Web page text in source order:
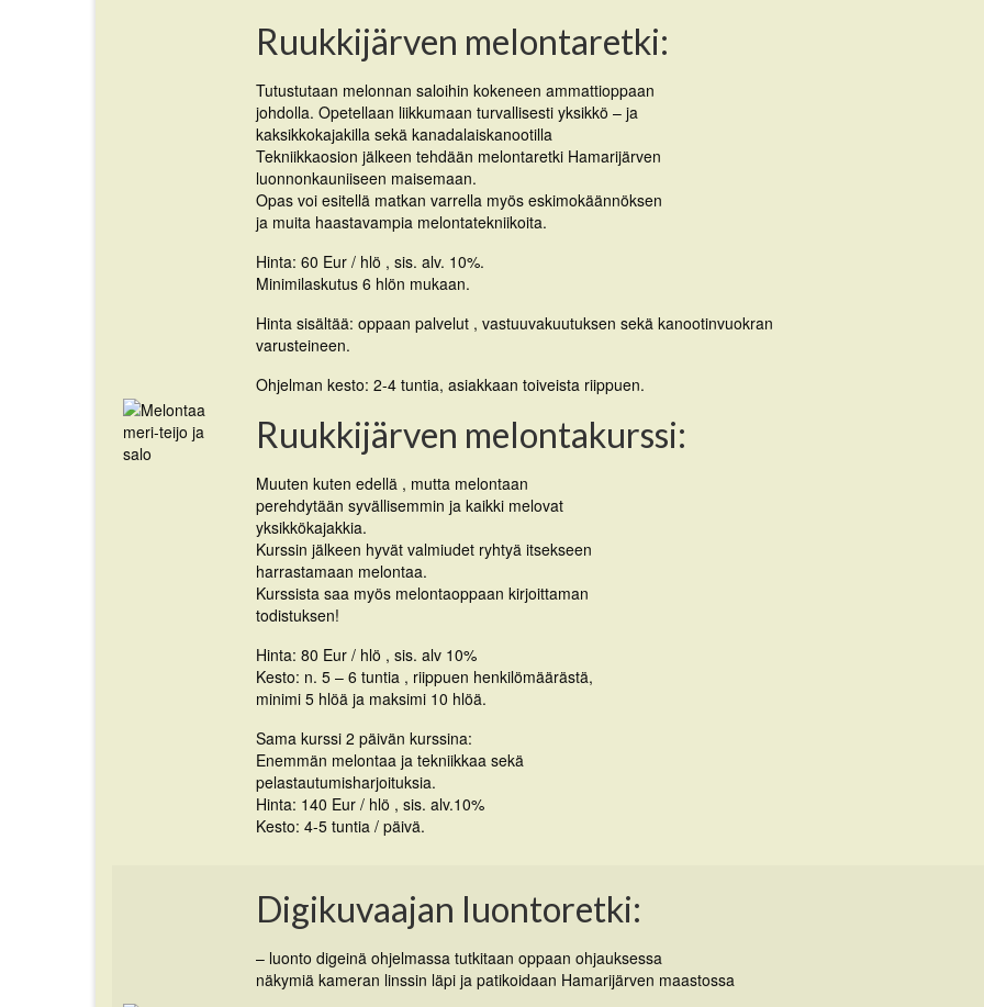
Ruukkijärven melontaretki:
Tutustutaan melonnan saloihin kokeneen ammattioppaan
johdolla. Opetellaan liikkumaan turvallisesti yksikkö – ja
kaksikkokajakilla sekä kanadalaiskanootilla
Tekniikkaosion jälkeen tehdään melontaretki Hamarijärven
luonnonkauniiseen maisemaan.
Opas voi esitellä matkan varrella myös eskimokäännöksen
ja muita haastavampia melontatekniikoita.
Hinta: 60 Eur / hlö , sis. alv. 10%.
Minimilaskutus 6 hlön mukaan.
Hinta sisältää: oppaan palvelut , vastuuvakuutuksen sekä kanootinvuokran
varusteineen.
Ohjelman kesto: 2-4 tuntia, asiakkaan toiveista riippuen.
Ruukkijärven melontakurssi:
Muuten kuten edellä , mutta melontaan
perehdytään syvällisemmin ja kaikki melovat
yksikkökajakkia.
Kurssin jälkeen hyvät valmiudet ryhtyä itsekseen
harrastamaan melontaa.
Kurssista saa myös melontaoppaan kirjoittaman
todistuksen!
Hinta: 80 Eur / hlö , sis. alv 10%
Kesto: n. 5 – 6 tuntia , riippuen henkilömäärästä,
minimi 5 hlöä ja maksimi 10 hlöä.
Sama kurssi 2 päivän kurssina:
Enemmän melontaa ja tekniikkaa sekä
pelastautumisharjoituksia.
Hinta: 140 Eur / hlö , sis. alv.10%
Kesto: 4-5 tuntia / päivä.
Digikuvaajan luontoretki:
– luonto digeinä ohjelmassa tutkitaan oppaan ohjauksessa
näkymiä kameran linssin läpi ja patikoidaan Hamarijärven maastossa